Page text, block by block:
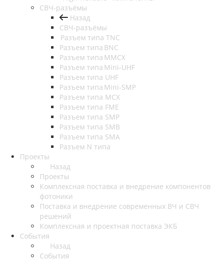
СВЧ-разъёмы
Назад
СВЧ-разъёмы
Разъем типа TNC
Разъем типа BNC
Разъем типа MMCX
Разъем типа Mini-UHF
Разъем типа UHF
Разъем типа Mini-SMP
Разъем типа MCX
Разъем типа FME
Разъем типа SMP
Разъем типа SMB
Разъем типа SMA
Разъем N типа
Проекты
Назад
Проекты
Комплексная поставка и внедрение компонентов
фотоники
Поставка и внедрение современных ВЧ и СВЧ
решений
Комплексная и проектная поставка ЭКБ
События
Назад
События